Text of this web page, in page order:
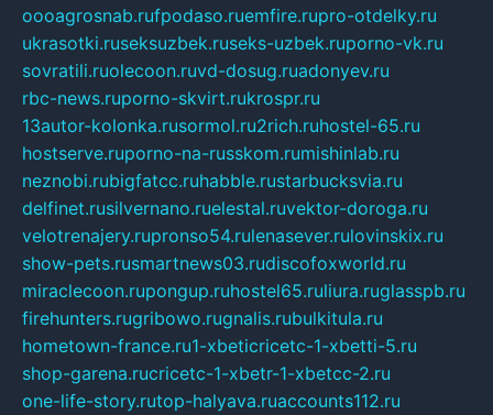
oooagrosnab.rufpodaso.ruemfire.rupro-otdelky.ru
ukrasotki.ruseksuzbek.ruseks-uzbek.ruporno-vk.ru
sovratili.ruolecoon.ruvd-dosug.ruadonyev.ru
rbc-news.ruporno-skvirt.rukrospr.ru
13autor-kolonka.rusormol.ru2rich.ruhostel-65.ru
hostserve.ruporno-na-russkom.rumishinlab.ru
neznobi.rubigfatcc.ruhabble.rustarbucksvia.ru
delfinet.rusilvernano.ruelestal.ruvektor-doroga.ru
velotrenajery.rupronso54.rulenasever.rulovinskix.ru
show-pets.rusmartnews03.rudiscofoxworld.ru
miraclecoon.rupongup.ruhostel65.ruliura.ruglasspb.ru
firehunters.rugribowo.rugnalis.rubulkitula.ru
hometown-france.ru1-xbeticricetc-1-xbetti-5.ru
shop-garena.rucricetc-1-xbetr-1-xbetcc-2.ru
one-life-story.rutop-halyava.ruaccounts112.ru